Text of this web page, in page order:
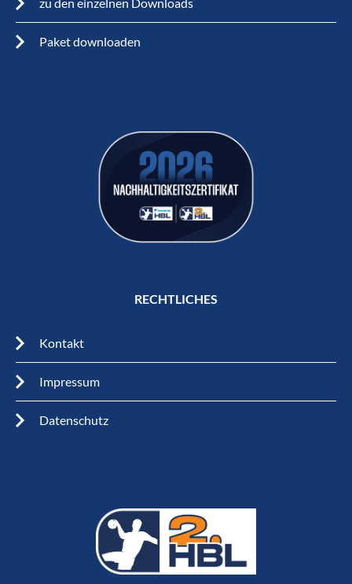
zu den einzelnen Downloads
Paket downloaden
RECHTLICHES
Kontakt
Impressum
Datenschutz